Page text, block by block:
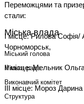
Переможцями та
стали:
І місце: Рилова Софія/
Чорноморськ,
ІІ місце: Мельник
ІІІ місце: Мороз
Міська влада
Міський голова
Міська рада
Виконавчий комітет
Структура